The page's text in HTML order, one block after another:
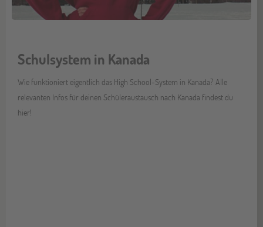
Schulsystem in Kanada
Wie funktioniert eigentlich das High School-System in Kanada? Alle
relevanten Infos für deinen Schüleraustausch nach Kanada findest du
hier!